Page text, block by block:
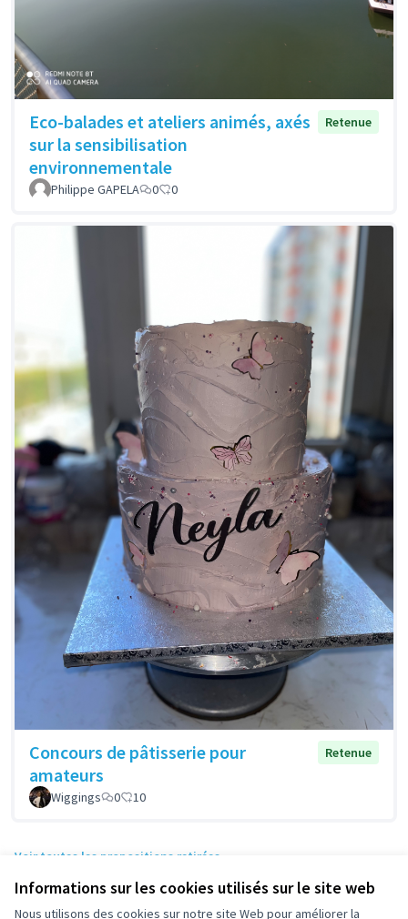
Informations sur les cookies utilisés sur le site web
Nous utilisons des cookies sur notre site Web pour améliorer la
Eco-balades et ateliers animés, axés
sur la sensibilisation
environnementale
Retenue
Philippe GAPELA 0 0
Concours de pâtisserie pour
amateurs
Retenue
Wiggings 0 10
Voir toutes les propositions retirées